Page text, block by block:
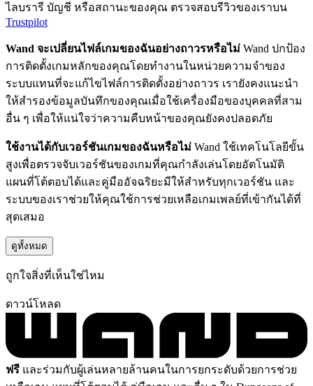
ไลบรารี บัญชี หรือสถานะของคุณ ตรวจสอบรีวิวของเราบน
Trustpilot
Wand จะเปลี่ยนไฟล์เกมของฉันอย่างถาวรหรือไม่ Wand ปกป้อง
การติดตั้งเกมหลักของคุณโดยทำงานในหน่วยความจำของ
ระบบแทนที่จะแก้ไขไฟล์การติดตั้งอย่างถาวร เรายังคงแนะนำ
ให้สำรองข้อมูลบันทึกของคุณเมื่อใช้เครื่องมือของบุคคลที่สาม
อื่น ๆ เพื่อให้แน่ใจว่าความคืบหน้าของคุณยังคงปลอดภัย
ใช้งานได้กับเวอร์ชันเกมของฉันหรือไม่ Wand ใช้เทคโนโลยีขั้น
สูงเพื่อตรวจจับเวอร์ชันของเกมที่คุณกำลังเล่นโดยอัตโนมัติ
แผนที่โต้ตอบได้และคู่มืออัจฉริยะมีให้สำหรับทุกเวอร์ชัน และ
ระบบของเราช่วยให้คุณใช้การช่วยเหลือเกมเพลย์ที่เข้ากันได้ที่
สุดเสมอ
ดูทั้งหมด
ถูกใจสิ่งที่เห็นใช่ไหม
ดาวน์โหลด
ฟรี และร่วมกับผู้เล่นหลายล้านคนในการยกระดับด้วยการช่วย